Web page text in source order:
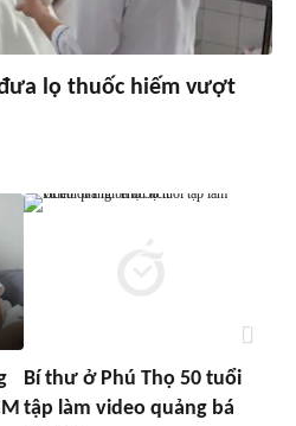
lọ thuốc hiếm vượt
Bí thư ở Phú Thọ 50 tuổi
tập làm video quảng bá